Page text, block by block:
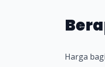
Harga